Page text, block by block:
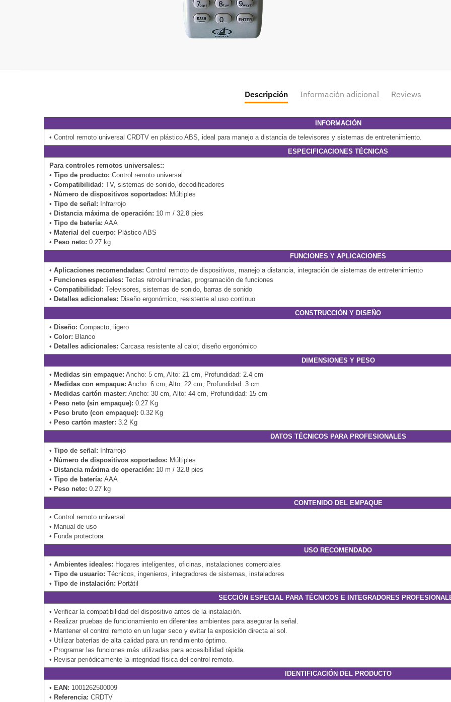
Descripción Información adicional Reviews
INFORMACIÓN
• Control remoto universal CRDTV en plástico ABS, ideal para manejo a distancia de televisores y sistemas de entretenimiento.
ESPECIFICACIONES TÉCNICAS
Para controles remotos universales::
•Tipo de producto: Control remoto universal
•Compatibilidad: TV, sistemas de sonido, decodificadores
• Número de dispositivos soportados: Múltiples
•Tipo de señal: Infrarrojo
• Distancia máxima de operación: 10 m / 32.8 pies
•Tipo de batería: AAA
• Material del cuerpo: Plástico ABS
• Peso neto: 0.27 kg
FUNCIONES Y APLICACIONES
•Aplicaciones recomendadas: Control remoto de dispositivos, manejo a distancia, integración de sistemas de entretenimiento
• Funciones especiales: Teclas retroiluminadas, programación de funciones
•Compatibilidad: Televisores, sistemas de sonido, barras de sonido
• Detalles adicionales: Diseño ergonómico, resistente al uso continuo
CONSTRUCCIÓN Y DISEÑO
• Diseño: Compacto, ligero
•Color: Blanco
• Detalles adicionales: Carcasa resistente al calor, diseño ergonómico
DIMENSIONES Y PESO
• Medidas sin empaque: Ancho: 5 cm, Alto: 21 cm, Profundidad: 2.4 cm
• Medidas con empaque: Ancho: 6 cm, Alto: 22 cm, Profundidad: 3 cm
• Medidas cartón master: Ancho: 30 cm, Alto: 44 cm, Profundidad: 15 cm
• Peso neto (sin empaque): 0.27 Kg
• Peso bruto (con empaque): 0.32 Kg
• Peso cartón master: 3.2 Kg
DATOS TÉCNICOS PARA PROFESIONALES
•Tipo de señal: Infrarrojo
• Número de dispositivos soportados: Múltiples
• Distancia máxima de operación: 10 m / 32.8 pies
•Tipo de batería: AAA
• Peso neto: 0.27 kg
CONTENIDO DEL EMPAQUE
• Control remoto universal
• Manual de uso
• Funda protectora
USO RECOMENDADO
•Ambientes ideales: Hogares inteligentes, oficinas, instalaciones comerciales
•Tipo de usuario: Técnicos, ingenieros, integradores de sistemas, instaladores
•Tipo de instalación: Portátil
SECCIÓN ESPECIAL PARA TÉCNICOS E INTEGRADORES
• Verificar la compatibilidad del dispositivo antes de la instalación.
• Realizar pruebas de funcionamiento en diferentes ambientes para asegurar la señal.
• Mantener el control remoto en un lugar seco y evitar la exposición directa al sol.
• Utilizar baterías de alta calidad para un rendimiento óptimo.
• Programar las funciones más utilizadas para accesibilidad rápida.
• Revisar periódicamente la integridad física del control remoto.
IDENTIFICACIÓN DEL PRODUCTO
• EAN: 1001262500009
• Referencia: CRDTV